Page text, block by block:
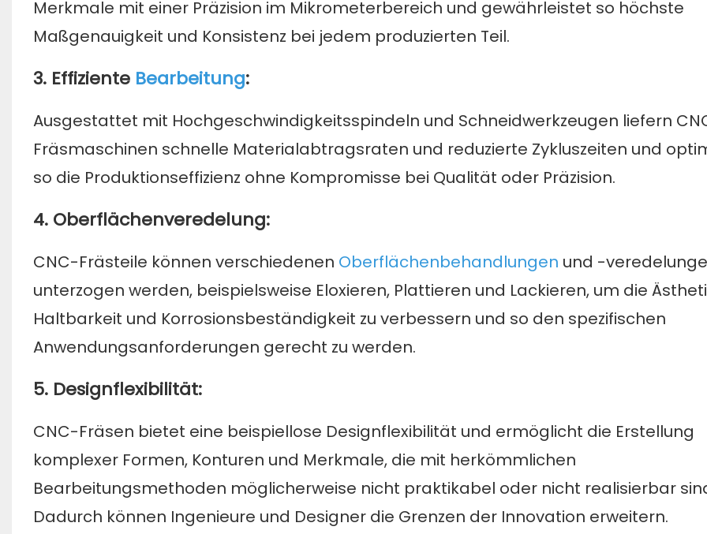
Merkmale mit einer Präzision im Mikrometerbereich und gewährleistet so höchste
Maßgenauigkeit und Konsistenz bei jedem produzierten Teil.
3. Effiziente Bearbeitung:
Ausgestattet mit Hochgeschwindigkeitsspindeln und Schneidwerkzeugen liefern
Fräsmaschinen schnelle Materialabtragsraten und reduzierte Zykluszeiten und
so die Produktionseffizienz ohne Kompromisse bei Qualität oder Präzision.
4. Oberflächenveredelung:
CNC-Frästeile können verschiedenen Oberflächenbehandlungen und -
unterzogen werden, beispielsweise Eloxieren, Plattieren und Lackieren, um die
Haltbarkeit und Korrosionsbeständigkeit zu verbessern und so den spezifischen
Anwendungsanforderungen gerecht zu werden.
5. Designflexibilität:
CNC-Fräsen bietet eine beispiellose Designflexibilität und ermöglicht die Erstellung
komplexer Formen, Konturen und Merkmale, die mit herkömmlichen
Bearbeitungsmethoden möglicherweise nicht praktikabel oder nicht realisierbar
Dadurch können Ingenieure und Designer die Grenzen der Innovation erweitern.